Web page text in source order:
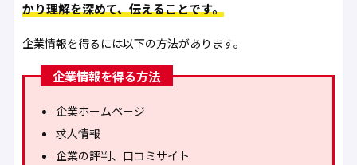
かり理解を深めて、伝えることです。
企業情報を得るには以下の方法があります。
企業情報を得る方法
企業ホームページ
求人情報
企業の評判、口コミサイト